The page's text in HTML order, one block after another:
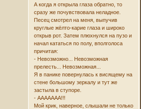
А когда я открыла глаза обратно, то
сразу же почувствовала неладное.
Песец смотрел на меня, выпучив
круглые жёлто-карие глаза и широко
открыв рот. Затем плюхнулся на пузо и
начал кататься по полу, вполголоса
причитая:
- Невозможно... Невозможная
прелесть... Невозможная...
Я в панике повернулась к висящему на
стене большому зеркалу и тут же
застыла в ступоре.
- ААААААА!!!
Мой крик, наверное, слышали не только